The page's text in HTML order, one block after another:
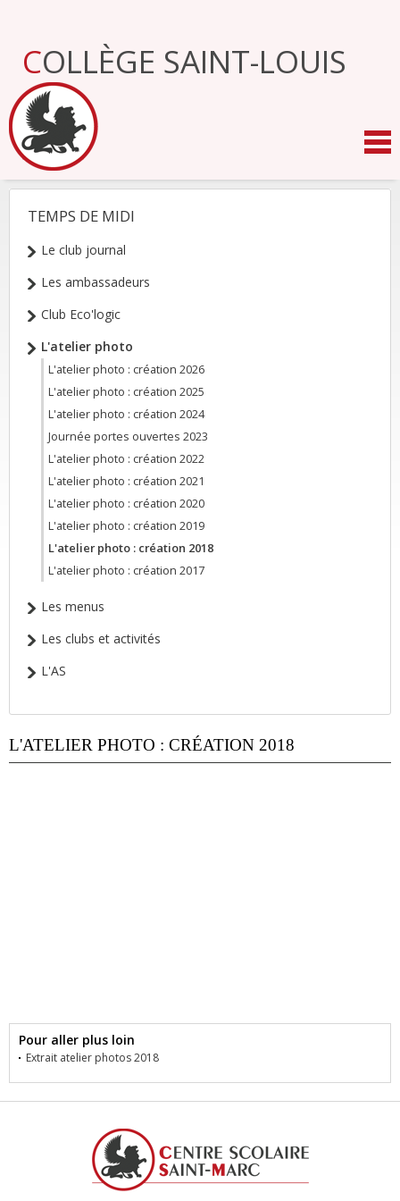
Aller
navigation
COLLÈGE SAINT-LOUIS
NAVIGATION
TEMPS DE MIDI
Le club journal
Les ambassadeurs
Club Eco'logic
L'atelier photo
L'atelier photo : création 2026
L'atelier photo : création 2025
L'atelier photo : création 2024
Journée portes ouvertes 2023
L'atelier photo : création 2022
L'atelier photo : création 2021
L'atelier photo : création 2020
L'atelier photo : création 2019
L'atelier photo : création 2018
L'atelier photo : création 2017
Les menus
Les clubs et activités
L'AS
L'ATELIER PHOTO : CRÉATION 2018
Pour aller plus loin
Extrait atelier photos 2018